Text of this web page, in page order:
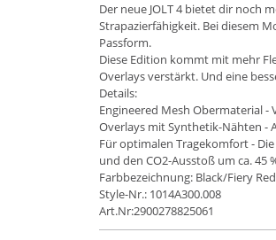
Der neue JOLT 4 bietet dir noch
Strapazierfähigkeit. Bei diesem
Passform.
Diese Edition kommt mit mehr
Overlays verstärkt. Und eine
Details:
Engineered Mesh Obermaterial
Overlays mit Synthetik-Nähten -
Für optimalen Tragekomfort -
und den CO2-Ausstoß um ca. 45
Farbbezeichnung: Black/Fiery Red
Style-Nr.: 1014A300.008
Art.Nr:2900278825061